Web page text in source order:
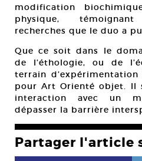
modification
physique,
recherches que le duo a
Que ce soit dans le
de l’éthologie, ou de
terrain
pour Art Orienté objet. Il
interaction avec un
dépasser la barrière
Partager l'article